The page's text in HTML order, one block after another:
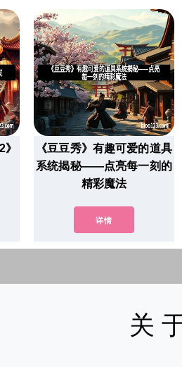
《豆豆秀》有趣可爱的道具
系统揭秘——点亮每一刻的
精彩魔法
详情
关